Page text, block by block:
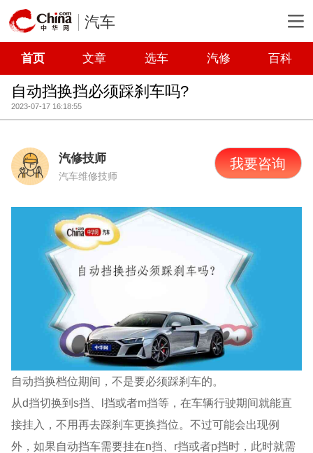
汽车
首页 文章 选车 汽修 百科
自动挡换挡必须踩刹车吗?
2023-07-17 16:18:55
汽修技师
汽车维修技师
我要咨询
自动挡换档位期间，不是要必须踩刹车的。
从d挡切换到s挡、l挡或者m挡等，在车辆行驶期间就能直
接挂入，不用再去踩刹车更换挡位。不过可能会出现例
外，如果自动挡车需要挂在n挡、r挡或者p挡时，此时就需